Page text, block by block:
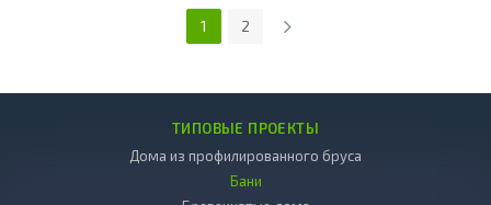
1 2
ТИПОВЫЕ ПРОЕКТЫ
Дома из профилированного бруса
Бани